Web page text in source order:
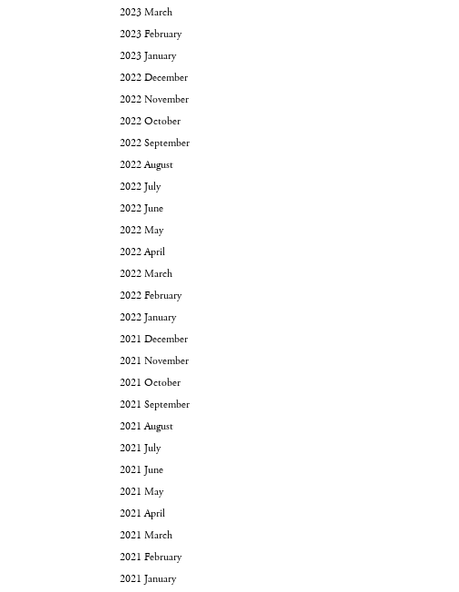
2023 March
2023 February
2023 January
2022 December
2022 November
2022 October
2022 September
2022 August
2022 July
2022 June
2022 May
2022 April
2022 March
2022 February
2022 January
2021 December
2021 November
2021 October
2021 September
2021 August
2021 July
2021 June
2021 May
2021 April
2021 March
2021 February
2021 January